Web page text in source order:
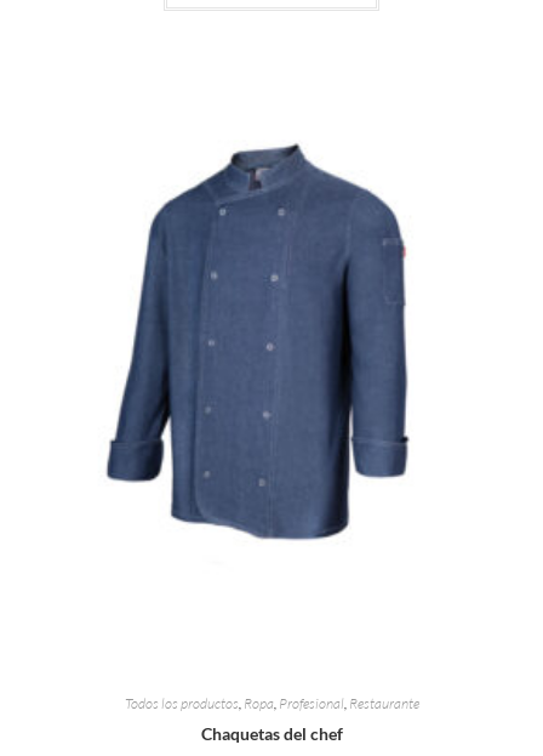
Todos los productos, Ropa, Profesional, Restaurante
Chaquetas del chef